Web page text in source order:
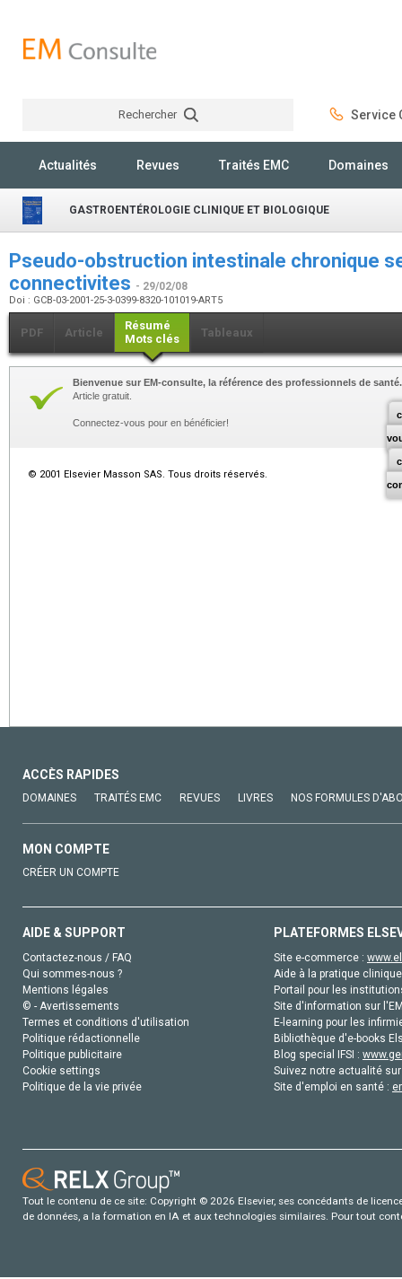
Rechercher Service
Actualités Revues Traités EMC Domaines
GASTROENTÉROLOGIE CLINIQUE ET BIOLOGIQUE
Pseudo-obstruction intestinale chronique
connectivites - 29/02/08
Doi : GCB-03-2001-25-3-0399-8320-101019-ART5
PDF Article
Résumé
Mots clés
Tableaux
Bienvenue sur EM-consulte, la référence des professionnels de santé.
Article gratuit.
Connectez-vous pour en bénéficier!
© 2001 Elsevier Masson SAS. Tous droits réservés.
ACCÈS RAPIDES
DOMAINES TRAITÉS EMC REVUES LIVRES NOS FORMULES
MON COMPTE
CRÉER UN COMPTE
AIDE & SUPPORT
Contactez-nous / FAQ
Qui sommes-nous ?
Mentions légales
© - Avertissements
Termes et conditions d'utilisation
Politique rédactionnelle
Politique publicitaire
Cookie settings
Politique de la vie privée
PLATEFORMES
Site e-commerce :
Aide à la pratique
Portail pour les
Site d'information sur
E-learning pour les
Bibliothèque d'e-books
Blog special IFSI :
Suivez notre actualité
Site d'emploi en santé :
Tout le contenu de ce site: Copyright © 2026 Elsevier, ses concédants de
de données, a la formation en IA et aux technologies similaires. Pour tout